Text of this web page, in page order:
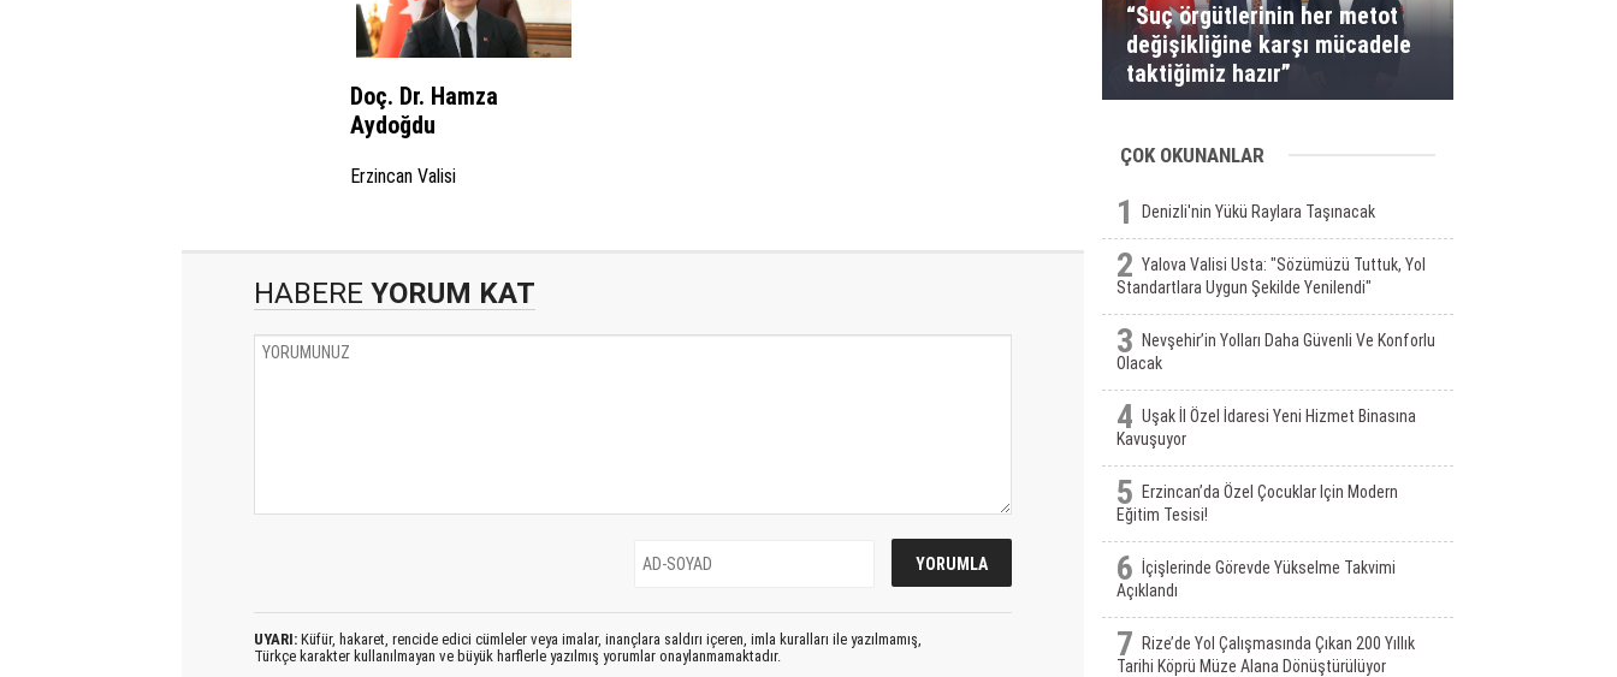
Doç. Dr. Hamza
Aydoğdu
Erzincan Valisi
HABERE YORUM KAT
UYARI:Küfür, hakaret, rencide edici cümleler veya imalar, inançlara saldırı içeren, imla kuralları ile yazılmamış,
Türkçe karakter kullanılmayan ve büyük harflerle yazılmış yorumlar onaylanmamaktadır.
“Suç örgütlerinin her metot
değişikliğine karşı mücadele
taktiğimiz hazır”
ÇOK OKUNANLAR
1 Denizli'nin Yükü Raylara Taşınacak
2 Yalova Valisi Usta: "Sözümüzü Tuttuk, Yol
Standartlara Uygun Şekilde Yenilendi"
3
Nevşehir’in Yolları Daha Güvenli Ve Konforlu
Olacak
4 Uşak İl Özel İdaresi Yeni Hizmet Binasına
Kavuşuyor
5
Erzincan’da Özel Çocuklar Için Modern
Eğitim Tesisi!
6
İçişlerinde Görevde Yükselme Takvimi
Açıklandı
7
Rize’de Yol Çalışmasında Çıkan 200 Yıllık
Tarihi Köprü Müze Alana Dönüştürülüyor